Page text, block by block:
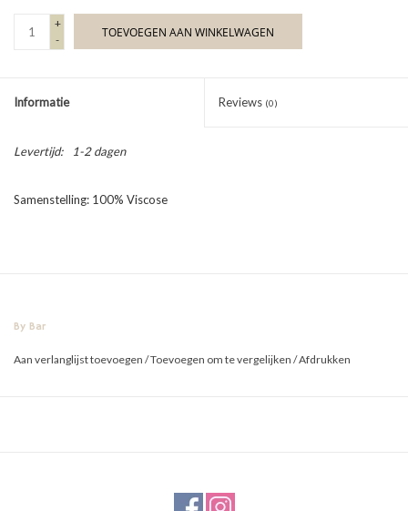
+
-
TOEVOEGEN AAN WINKELWAGEN
Informatie Reviews (0)
Levertijd: 1-2 dagen
Samenstelling: 100% Viscose
By Bar
Aan verlanglijst toevoegen /Toevoegen om te vergelijken /Afdrukken